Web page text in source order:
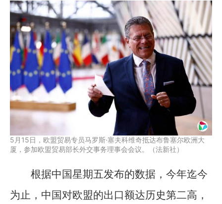
5月15日，欧盟贸易专员马罗斯·塞夫科维奇抵达布鲁塞尔欧洲大
厦，参加欧盟贸易部长外交事务理事会会议。（法新社）
根据中国星期五发布的数据，今年迄今
为止，中国对欧盟的出口额达历史第二高，